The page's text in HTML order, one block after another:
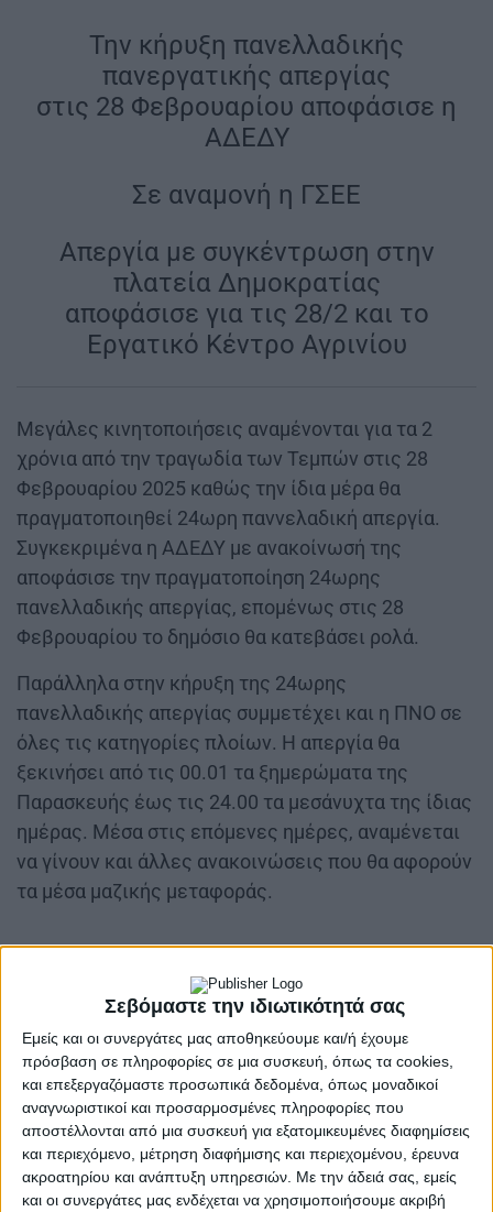
Σεβόμαστε την ιδιωτικότητά σας
Εμείς και οι συνεργάτες μας αποθηκεύουμε και/ή έχουμε
πρόσβαση σε πληροφορίες σε μια συσκευή, όπως τα cookies,
και επεξεργαζόμαστε προσωπικά δεδομένα, όπως μοναδικοί
αναγνωριστικοί και προσαρμοσμένες πληροφορίες που
αποστέλλονται από μια συσκευή για εξατομικευμένες διαφημίσεις
και περιεχόμενο, μέτρηση διαφήμισης και περιεχομένου, έρευνα
ακροατηρίου και ανάπτυξη υπηρεσιών. Με την άδειά σας, εμείς
και οι συνεργάτες μας ενδέχεται να χρησιμοποιήσουμε ακριβή
Την κήρυξη πανελλαδικής
πανεργατικής απεργίας
στις 28 Φεβρουαρίου αποφάσισε η
ΑΔΕΔΥ
Σε αναμονή η ΓΣΕΕ
Απεργία με συγκέντρωση στην
πλατεία Δημοκρατίας
αποφάσισε για τις 28/2 και το
Εργατικό Κέντρο Αγρινίου
Μεγάλες κινητοποιήσεις αναμένονται για τα 2
χρόνια από την τραγωδία των Τεμπών στις 28
Φεβρουαρίου 2025 καθώς την ίδια μέρα θα
πραγματοποιηθεί 24ωρη παννελαδική απεργία.
Συγκεκριμένα η ΑΔΕΔΥ με ανακοίνωσή της
αποφάσισε την πραγματοποίηση 24ωρης
πανελλαδικής απεργίας, επομένως στις 28
Φεβρουαρίου το δημόσιο θα κατεβάσει ρολά.
Παράλληλα στην κήρυξη της 24ωρης
πανελλαδικής απεργίας συμμετέχει και η ΠΝΟ σε
όλες τις κατηγορίες πλοίων. Η απεργία θα
ξεκινήσει από τις 00.01 τα ξημερώματα της
Παρασκευής έως τις 24.00 τα μεσάνυχτα της ίδιας
ημέρας. Μέσα στις επόμενες ημέρες, αναμένεται
να γίνουν και άλλες ανακοινώσεις που θα αφορούν
τα μέσα μαζικής μεταφοράς.
Η ανακοίνωση της ΑΔΕΔΥ
«Το Γενικό Συμβούλιο της Α.Δ.Ε.Δ.Υ. στη χθεσινή
συνεδρίασή του (4/2) , αποφάσισε, ομόφωνα, την
πραγματοποίηση 24ωρης Γενικής Πανελλαδικής
Απεργίας στις 28 του Φλεβάρη, ημερομηνία που
συμπληρώνονται δύο χρόνια από το έγκλημα των